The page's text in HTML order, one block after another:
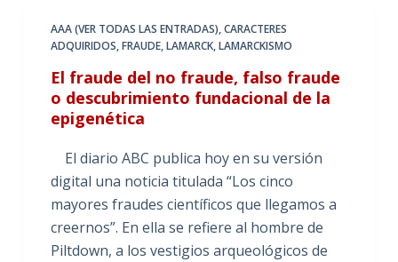
AAA (VER TODAS LAS ENTRADAS),CARACTERES
ADQUIRIDOS,FRAUDE,LAMARCK,LAMARCKISMO
El fraude del no fraude, falso fraude
o descubrimiento fundacional de la
epigenética
El diario ABC publica hoy en su versión
digital una noticia titulada “Los cinco
mayores fraudes científicos que llegamos a
creernos”. En ella se refiere al hombre de
Piltdown, a los vestigios arqueológicos de